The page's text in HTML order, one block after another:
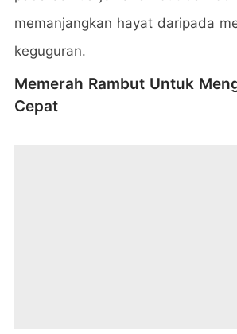
memanjangkan hayat daripada
keguguran.
Memerah Rambut Untuk
Cepat